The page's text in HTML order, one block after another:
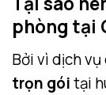
phòng tại
Bởi vì dịch
trọn góitại